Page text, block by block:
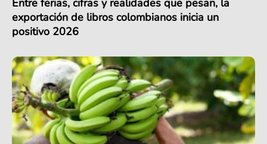
Entre ferias, cifras y realidades que pesan, la
exportación de libros colombianos inicia un
positivo 2026